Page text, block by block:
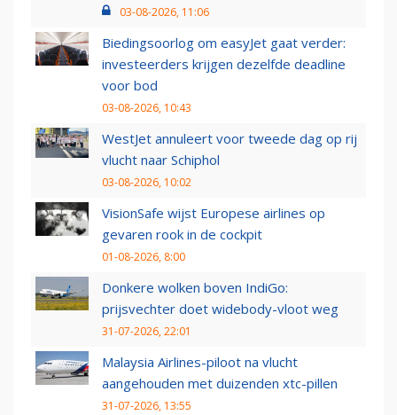
03-08-2026, 11:06
Biedingsoorlog om easyJet gaat verder:
investeerders krijgen dezelfde deadline
voor bod
03-08-2026, 10:43
WestJet annuleert voor tweede dag op rij
vlucht naar Schiphol
03-08-2026, 10:02
VisionSafe wijst Europese airlines op
gevaren rook in de cockpit
01-08-2026, 8:00
Donkere wolken boven IndiGo:
prijsvechter doet widebody-vloot weg
31-07-2026, 22:01
Malaysia Airlines-piloot na vlucht
aangehouden met duizenden xtc-pillen
31-07-2026, 13:55